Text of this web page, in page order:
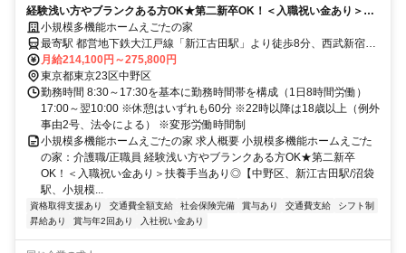
経験浅い方やブランクある方OK★第二新卒OK！＜入職祝い金あり＞扶
養手当あり◎【中野区、新江古田駅/沼袋駅、小規模多機能型居宅介護、
介護職、正職員】
小規模多機能ホームえごたの家
最寄駅 都営地下鉄大江戸線「新江古田駅」より徒歩8分、西武新宿線
「沼袋駅」より徒歩15分 ※詳しくは求人ページ下部の「アクセス」
をご覧ください。
月給214,100円～275,800円
東京都東京23区中野区
勤務時間 8:30～17:30を基本に勤務時間帯を構成（1日8時間労働）
17:00～翌10:00 ※休憩はいずれも60分 ※22時以降は18歳以上（例外
事由2号、法令による） ※変形労働時間制
小規模多機能ホームえごたの家 求人概要 小規模多機能ホームえごた
の家：介護職/正職員 経験浅い方やブランクある方OK★第二新卒
OK！＜入職祝い金あり＞扶養手当あり◎【中野区、新江古田駅/沼袋
駅、小規模...
資格取得支援あり 交通費全額支給 社会保険完備 賞与あり 交通費支給
シフト制
昇給あり
賞与年2回あり 入社祝い金あり